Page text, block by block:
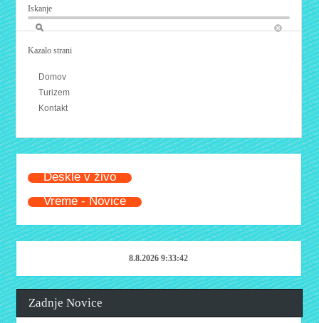
Iskanje
Kazalo strani
Domov
Turizem
Kontakt
Deskle v živo
Vreme - Novice
8.8.2026 9:33:42
Zadnje Novice